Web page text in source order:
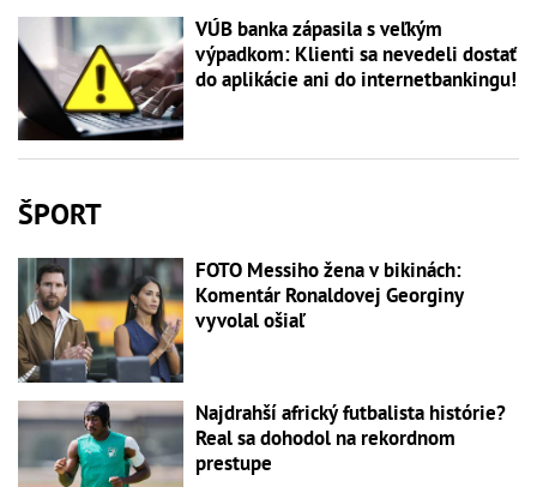
VÚB banka zápasila s veľkým
výpadkom: Klienti sa nevedeli dostať
do aplikácie ani do internetbankingu!
ŠPORT
FOTO Messiho žena v bikinách:
Komentár Ronaldovej Georginy
vyvolal ošiaľ
Najdrahší africký futbalista histórie?
Real sa dohodol na rekordnom
prestupe